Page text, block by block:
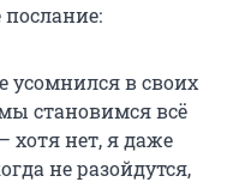
послание:
усомнился в своих
становимся всё
хотя нет, я даже
не разойдутся,